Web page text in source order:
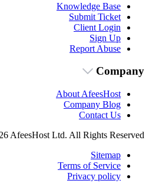
Knowledge Base
Submit Ticket
Client Login
Sign Up
Report Abuse
Company
About AfeesHost
Company Blog
Contact Us
AfeesHost Ltd. All Rights Reserved.
Sitemap
Terms of Service
Privacy policy